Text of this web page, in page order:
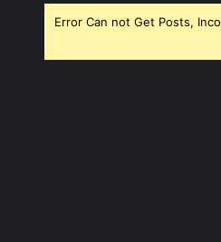
Error Can not Get Posts,